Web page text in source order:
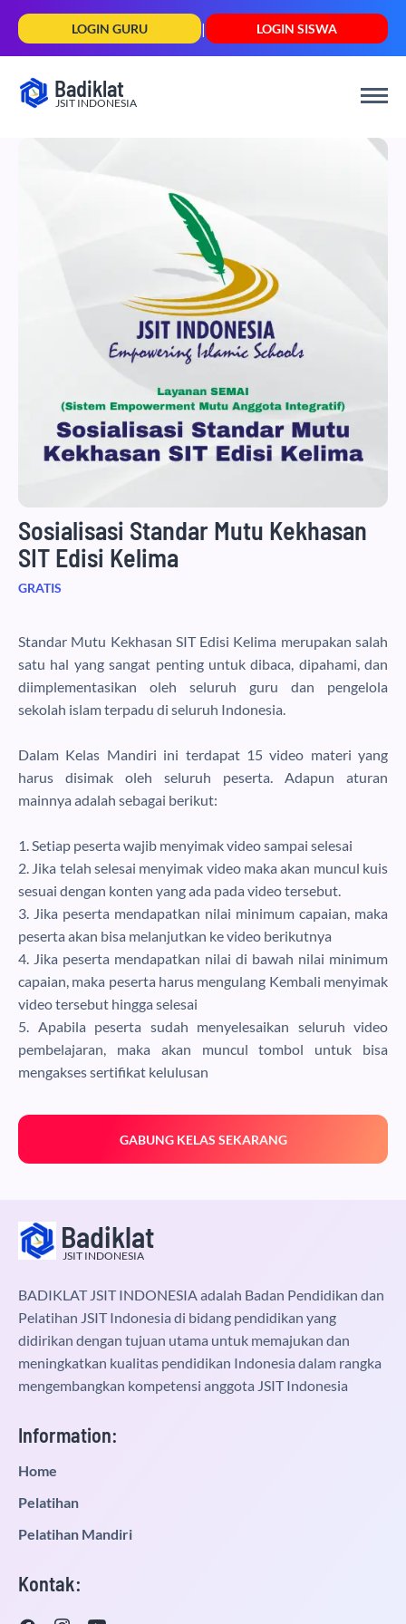
LOGIN GURU | LOGIN SISWA
Badiklat
JSIT INDONESIA
Sosialisasi Standar Mutu Kekhasan
SIT Edisi Kelima
GRATIS
Standar Mutu Kekhasan SIT Edisi Kelima merupakan salah
satu hal yang sangat penting untuk dibaca, dipahami, dan
diimplementasikan oleh seluruh guru dan pengelola
sekolah islam terpadu di seluruh Indonesia.
Dalam Kelas Mandiri ini terdapat 15 video materi yang
harus disimak oleh seluruh peserta. Adapun aturan
mainnya adalah sebagai berikut:
1. Setiap peserta wajib menyimak video sampai selesai
2. Jika telah selesai menyimak video maka akan muncul kuis
sesuai dengan konten yang ada pada video tersebut.
3. Jika peserta mendapatkan nilai minimum capaian, maka
peserta akan bisa melanjutkan ke video berikutnya
4. Jika peserta mendapatkan nilai di bawah nilai minimum
capaian, maka peserta harus mengulang Kembali menyimak
video tersebut hingga selesai
5. Apabila peserta sudah menyelesaikan seluruh video
pembelajaran, maka akan muncul tombol untuk bisa
mengakses sertifikat kelulusan
GABUNG KELAS SEKARANG
Badiklat
JSIT INDONESIA
BADIKLAT JSIT INDONESIA adalah Badan Pendidikan dan
Pelatihan JSIT Indonesia di bidang pendidikan yang
didirikan dengan tujuan utama untuk memajukan dan
meningkatkan kualitas pendidikan Indonesia dalam rangka
mengembangkan kompetensi anggota JSIT Indonesia
Information:
Home
Pelatihan
Pelatihan Mandiri
Kontak: